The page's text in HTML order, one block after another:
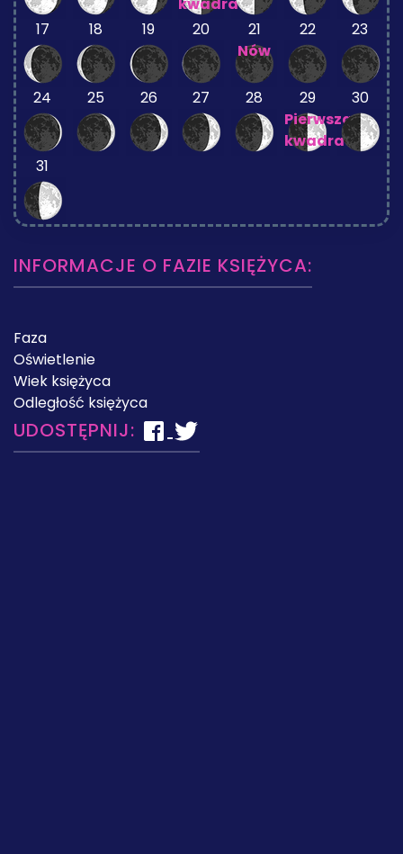
17 18 19 20
21
Nów
22 23
24 25 26 27 28
29
Pierwsza
kwadra
30
31
INFORMACJE O FAZIE KSIĘŻYCA:
Faza
Oświetlenie
Wiek księżyca
Odległość księżyca
UDOSTĘPNIJ: